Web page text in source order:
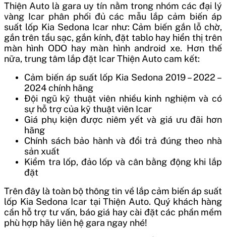
Thiện Auto là gara uy tín nằm trong nhóm các đại lý
vàng Icar phân phối đủ các mẫu lắp cảm biến áp
suất lốp Kia Sedona Icar như: Cảm biến gắn lỗ chờ,
gắn trên tẩu sạc, gắn kính, đặt tablo hay hiển thị trên
màn hình ODO hay màn hình android xe. Hơn thế
nữa, trung tâm lắp đặt Icar Thiện Auto cam kết:
Cảm biến áp suất lốp Kia Sedona 2019 – 2022 –
2024 chính hãng
Đội ngũ kỹ thuật viên nhiều kinh nghiệm và có
sự hỗ trợ của kỹ thuật viên Icar
Giá phụ kiện được niêm yết và giá ưu đãi hơn
hãng
Chính sách bảo hành và đổi trả đúng theo nhà
sản xuất
Kiểm tra lốp, đảo lốp và cân bằng động khi lắp
đặt
Trên đây là toàn bộ thông tin vềlắp cảm biến áp suất
lốp Kia Sedona Icar tại Thiện Auto. Quý khách hàng
cần hỗ trợ tư vấn, báo giá hay cài đặt các phần mềm
phù hợp hãy liên hệ gara ngay nhé!